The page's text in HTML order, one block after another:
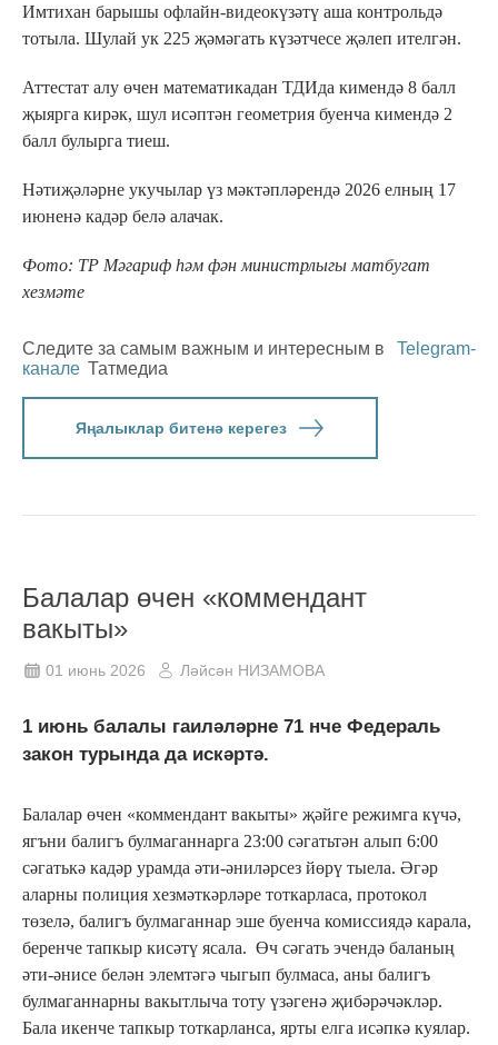
Имтихан барышы офлайн-видеокүзәтү аша контрольдә
тотыла. Шулай ук 225 җәмәгать күзәтчесе җәлеп ителгән.
Аттестат алу өчен математикадан ТДИда кимендә 8 балл
җыярга кирәк, шул исәптән геометрия буенча кимендә 2
балл булырга тиеш.
Нәтиҗәләрне укучылар үз мәктәпләрендә 2026 елның 17
июненә кадәр белә алачак.
Фото: ТР Мәгариф һәм фән министрлыгы матбугат
хезмәте
Следите за самым важным и интересным в
Telegram-
канале Татмедиа
Яңалыклар битенә керегез
Балалар өчен «коммендант
вакыты»
01 июнь 2026 Ләйсән НИЗАМОВА
1 июнь балалы гаиләләрне 71 нче Федераль
закон турында да искәртә.
Балалар өчен «коммендант вакыты» җәйге режимга күчә,
ягъни балигъ булмаганнарга 23:00 сәгатьтән алып 6:00
сәгатькә кадәр урамда әти-әниләрсез йөрү тыела. Әгәр
аларны полиция хезмәткәрләре тоткарласа, протокол
төзелә, балигъ булмаганнар эше буенча комиссиядә карала,
беренче тапкыр кисәтү ясала. Өч сәгать эчендә баланың
әти-әнисе белән элемтәгә чыгып булмаса, аны балигъ
булмаганнарны вакытлыча тоту үзәгенә җибәрәчәкләр.
Бала икенче тапкыр тоткарланса, ярты елга исәпкә куялар.